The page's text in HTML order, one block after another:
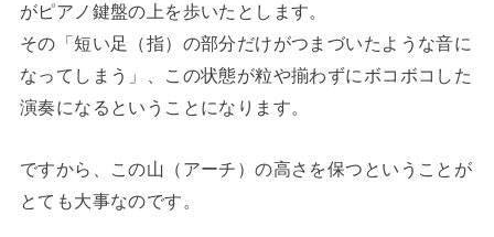
がピアノ鍵盤の上を歩いたとします。
その「短い足（指）の部分だけがつまづいたような音に
なってしまう」、この状態が粒や揃わずにボコボコした
演奏になるということになります。
ですから、この山（アーチ）の高さを保つということが
とても大事なのです。